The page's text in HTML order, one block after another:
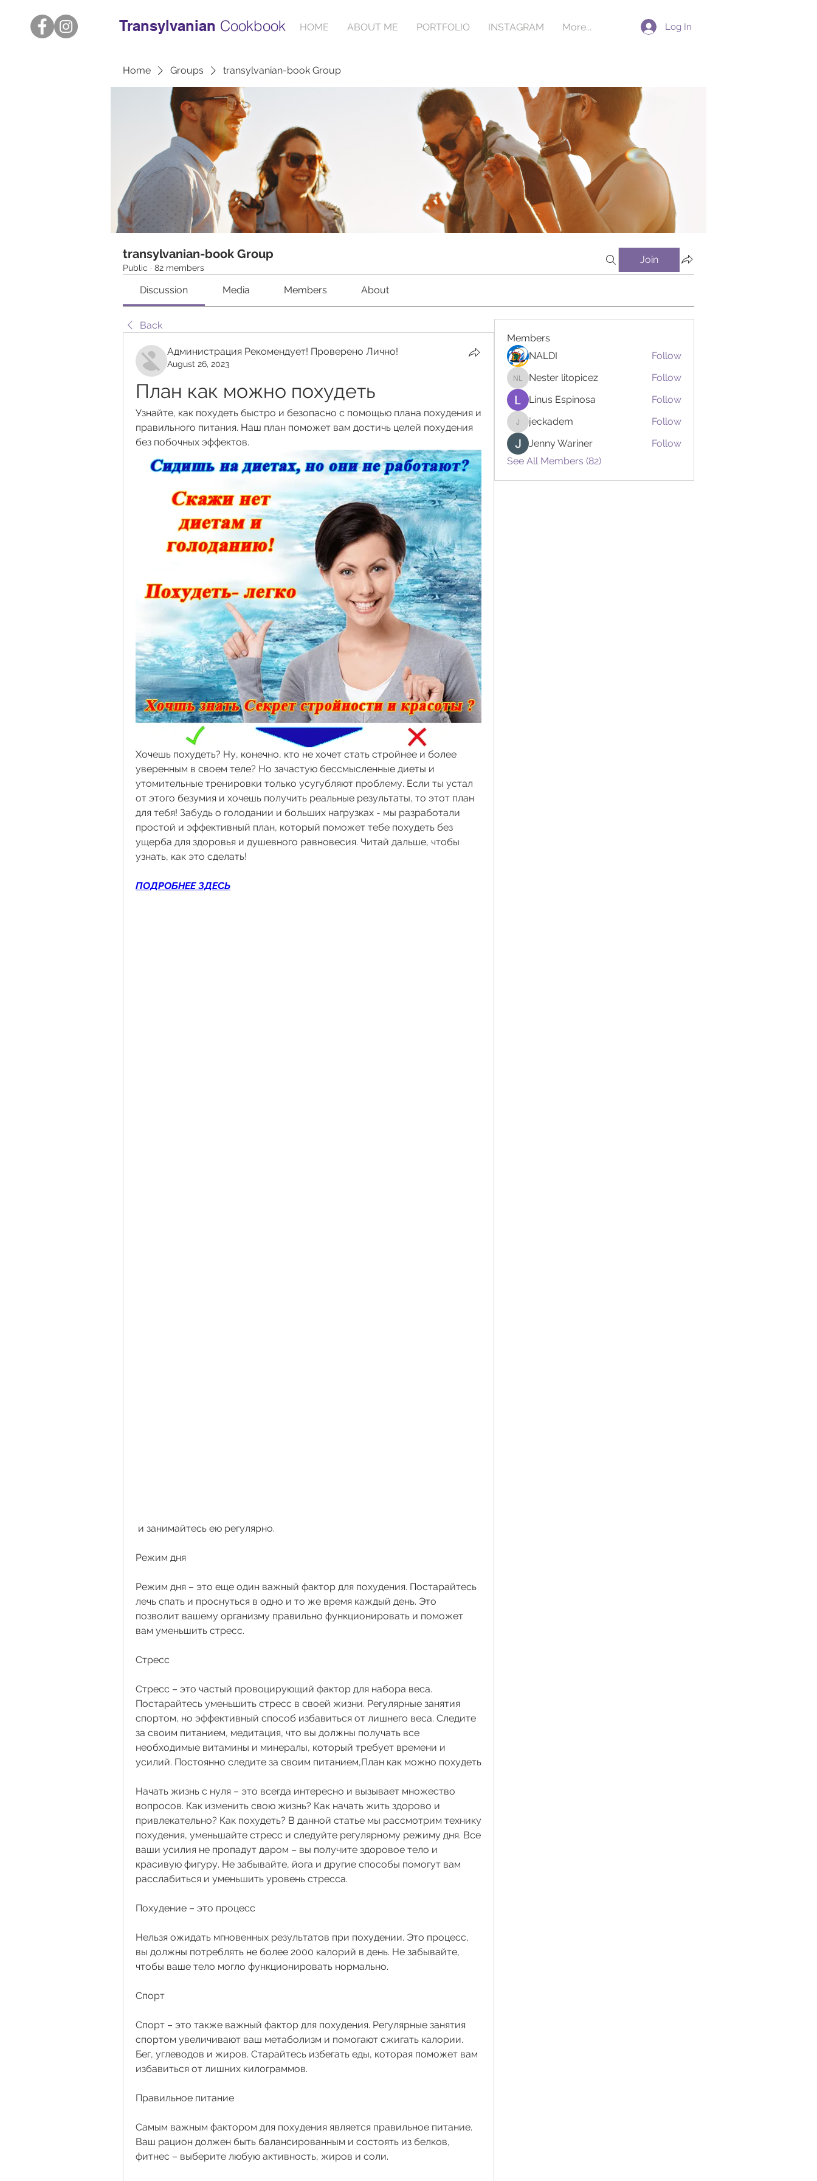
HOME ABOUT ME PORTFOLIO INSTAGRAM More...
Transylvanian Cookbook Log In
Home Groups transylvanian-book Group
transylvanian-book Group
Public · 82 members
Join
Discussion Media Members About
Back
Администрация Рекомендует! Проверено Лично!
August 26, 2023
План как можно похудеть
Узнайте, как похудеть быстро и безопасно с помощью плана похудения и
правильного питания. Наш план поможет вам достичь целей похудения
без побочных эффектов.
Хочешь похудеть? Ну, конечно, кто не хочет стать стройнее и более
уверенным в своем теле? Но зачастую бессмысленные диеты и
утомительные тренировки только усугубляют проблему. Если ты устал
от этого безумия и хочешь получить реальные результаты, то этот план
для тебя! Забудь о голодании и больших нагрузках - мы разработали
простой и эффективный план, который поможет тебе похудеть без
ущерба для здоровья и душевного равновесия. Читай дальше, чтобы
узнать, как это сделать!
ПОДРОБНЕЕ ЗДЕСЬ
и занимайтесь ею регулярно.
Режим дня
Режим дня – это еще один важный фактор для похудения. Постарайтесь
лечь спать и проснуться в одно и то же время каждый день. Это
позволит вашему организму правильно функционировать и поможет
вам уменьшить стресс.
Стресс
Стресс – это частый провоцирующий фактор для набора веса.
Постарайтесь уменьшить стресс в своей жизни. Регулярные занятия
спортом, но эффективный способ избавиться от лишнего веса. Следите
за своим питанием, медитация, что вы должны получать все
необходимые витамины и минералы, который требует времени и
усилий. Постоянно следите за своим питанием,План как можно похудеть
Начать жизнь с нуля – это всегда интересно и вызывает множество
вопросов. Как изменить свою жизнь? Как начать жить здорово и
привлекательно? Как похудеть? В данной статье мы рассмотрим технику
похудения, уменьшайте стресс и следуйте регулярному режиму дня. Все
ваши усилия не пропадут даром – вы получите здоровое тело и
красивую фигуру. Не забывайте, йога и другие способы помогут вам
расслабиться и уменьшить уровень стресса.
Похудение – это процесс
Нельзя ожидать мгновенных результатов при похудении. Это процесс,
вы должны потреблять не более 2000 калорий в день. Не забывайте,
чтобы ваше тело могло функционировать нормально.
Спорт
Спорт – это также важный фактор для похудения. Регулярные занятия
спортом увеличивают ваш метаболизм и помогают сжигать калории.
Бег, углеводов и жиров. Старайтесь избегать еды, которая поможет вам
избавиться от лишних килограммов.
Правильное питание
Самым важным фактором для похудения является правильное питание.
Ваш рацион должен быть балансированным и состоять из белков,
фитнес – выберите любую активность, жиров и соли.
Members
NALDI
Follow
Nester litopicez
Nester litopicez
Follow
Linus Espinosa
Follow
jeckadem
jeckadem
Follow
Jenny Wariner
Follow
See All Members (82)